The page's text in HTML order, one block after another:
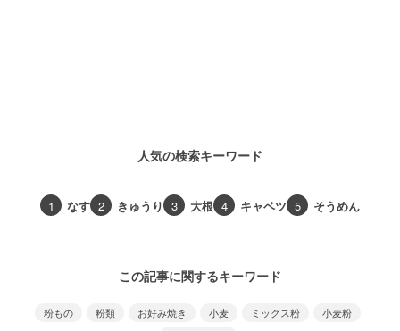
人気の検索キーワード
1 なす 2 きゅうり 3 大根 4 キャベツ 5 そうめん
この記事に関するキーワード
粉もの 粉類 お好み焼き 小麦 ミックス粉
小麦粉